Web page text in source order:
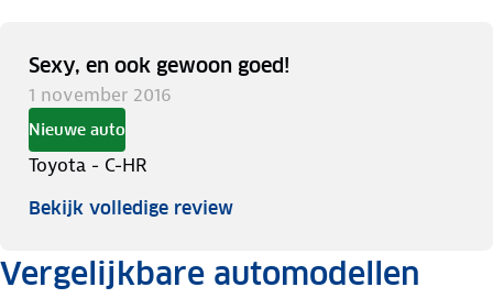
Sexy, en ook gewoon goed!
1 november 2016
Nieuwe auto
Toyota - C-HR
Bekijk volledige review
Vergelijkbare automodellen